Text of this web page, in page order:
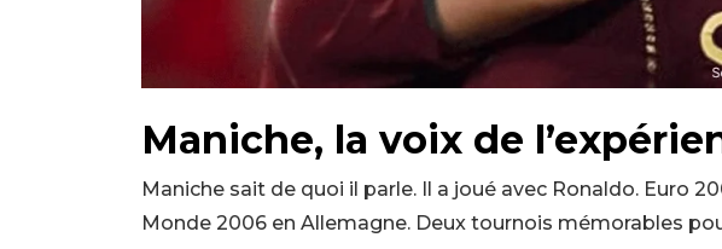
Maniche, la voix de
Maniche sait de quoi il parle. Il a joué avec Ronaldo. Euro
Monde 2006 en Allemagne. Deux tournois mémorables